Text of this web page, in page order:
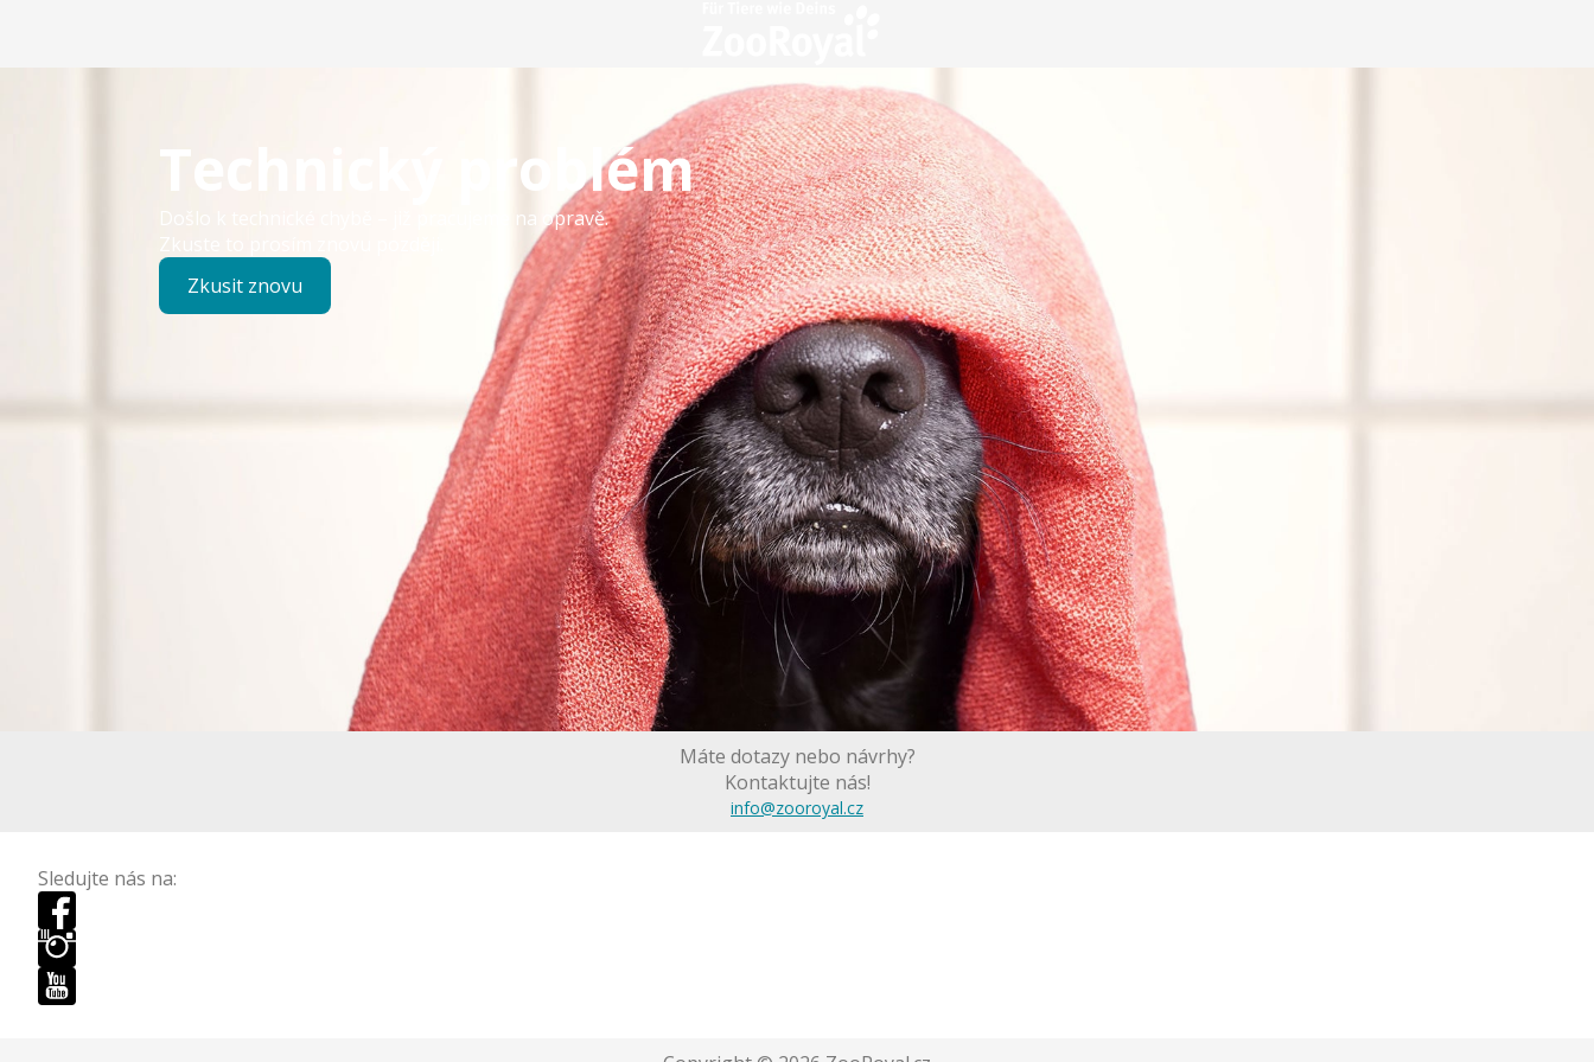
Technický problém
Došlo k technické chybě – již pracujeme na opravě.
Zkuste to prosím znovu později.
Zkusit znovu
Máte dotazy nebo návrhy?
Kontaktujte nás!
info@zooroyal.cz
Sledujte nás na: